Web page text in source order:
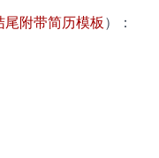
尾附带简历模板）：